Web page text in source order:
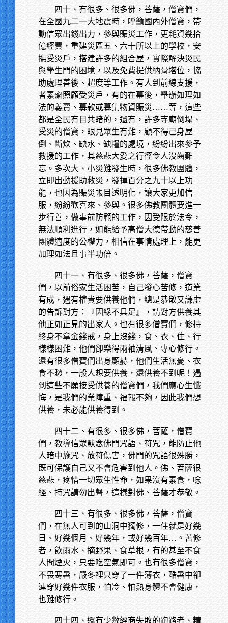
四十、有很多、很多佛，菩薩，僧寶們，
在全國九二一大地震時，呼籲國內外僧寶，帶
動信眾出錢出力，參與賑災工作，更耗資幾拾
億經費，重建災區五、六十所以上的學校，安
撫受災戶，搭建許多的組合屋，實際解決災民
與學生門的困境，以及免費提供納骨塔位，協
助處理善後、超度等工作。有人到前線支援，
者素齋照顧受災戶，有的在幕後，舉辦如理如
法的義賣、募款或募集物資賑災……等，這些
都是全民有目共睹的，還有，許多寺廟倒塌、
受災的僧寶，眼見眾生有難，顧不得己身屋
倒、斷炊、缺水、缺糧的處境，紛紛出來參予
救援的工作，其慈悲大愛之行徑令人沒齒難
忘。多次大、小災難發生時，很多佛教團體，
立即出動援助救災，發揮百分之九十以上功
能，也因為賑災帳目透明化，讓大家更加信
服，紛紛歡喜來、參與。很多佛教團體要進一
步行善，做事前防範的工作，因受限於法令，
無法順利進行，如能給予高僧大德帶動的慈善
團體適度的公權力，相信在事情處理上，能更
加理如法且事半功倍。
四十一、有很多、很多佛，菩薩，僧寶
們，以前俗家生活困苦，自己發心苦修，道業
有成，遇有權貴要供養他們，總是恭敬又謙虛
的告訴對方：『因緣不具足』，請對方供養其
他正如正見的出家人。也有很多僧寶們，修持
終身不拿金錢戒，身上沒錢，食、衣、住、行
樣樣困難，他們卻樂得兩袖清風、專心修行。
還有很多僧寶們出身顯赫，他們生活無憂、衣
食不愁，一般人想要供養，還供養不到呢！遇
到這些不願接受供養的僧寶們，我們應心生懺
悔，是我們的業障重、福報不夠，因此我們想
供養，未必能供養得到。
四十二、有很多、很多佛，菩薩，僧寶
們，教導信眾默念佛門咒語、符咒，能防止他
人暗中施咒、放符傷害，佛門的咒語很殊勝，
既可保護自己又不會危害到他人。佛、菩薩很
慈悲，疼惜一切眾生性命，如果沒有素食，唸
經、持咒請勿出聲，這樣對佛、菩薩才恭敬。
四十三、有很多、很多佛，菩薩，僧寶
們，在無人可到的山洞中獨修，一住就是好幾
日、好幾個月、好幾年，或好幾百年…。苦修
者，飲雨水、摘野果、食草根，有的甚至不食
人間煙火，只要吃空氣即可。也有很多僧寶，
不畏寒暑，嚴冬裡只穿了一件薄衣，酷暑中卻
連穿好幾件衣服，怕冷、怕熱身體不會健康，
也難修行。
四十四、還有少數經商失敗的跑路者、精